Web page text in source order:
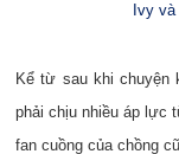
Ivy
Kể từ sau khi chuyện
phải chịu nhiều áp lực
fan cuồng của chồng